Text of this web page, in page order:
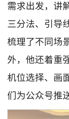
需求出发，讲
三分法、引导
梳理了不同场
外，他还着重
机位选择、画
们为公众号推